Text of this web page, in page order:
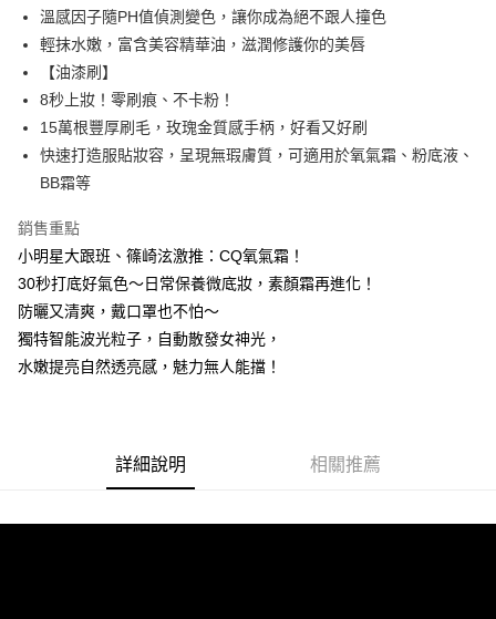
運送方式
每筆NT$85，滿NT$599(含以上)免運費
付款後全家取貨
每筆NT$85，滿NT$599(含以上)免運費
每筆NT$85，滿NT$799(含以上)免運費
每筆NT$85，滿NT$599(含以上)免運費
宅配
每筆NT$85，滿NT$599(含以上)免運費
溫感因子隨PH值偵測變色，讓你成為絕不跟人撞色
輕抹水嫩，富含美容精華油，滋潤修護你的美唇
【油漆刷】
8秒上妝！零刷痕、不卡粉！
15萬根豐厚刷毛，玫瑰金質感手柄，好看又好刷
快速打造服貼妝容，呈現無瑕膚質，可適用於氧氣霜、粉底液、
BB霜等
銷售重點
小明星大跟班、篠崎泫激推：CQ氧氣霜！
30秒打底好氣色～日常保養微底妝，素顏霜再進化！
防曬又清爽，戴口罩也不怕～
獨特智能波光粒子，自動散發女神光，
水嫩提亮自然透亮感，魅力無人能擋！
詳細說明 相關推薦